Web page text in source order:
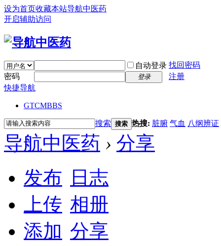
设为首页收藏本站导航中医药
开启辅助访问
自动登录 找回密码
密码
登录
注册
快捷导航
GTCMBBS
搜索 搜索 热搜: 脏腑 气血 八纲辨证
导航中医药 › 分享
发布
日志
上传 相册
添加 分享